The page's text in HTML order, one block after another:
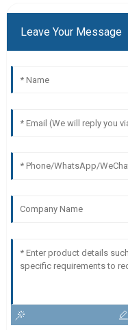
Leave Your Message